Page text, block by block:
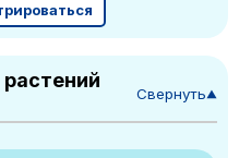
Свернуть▼